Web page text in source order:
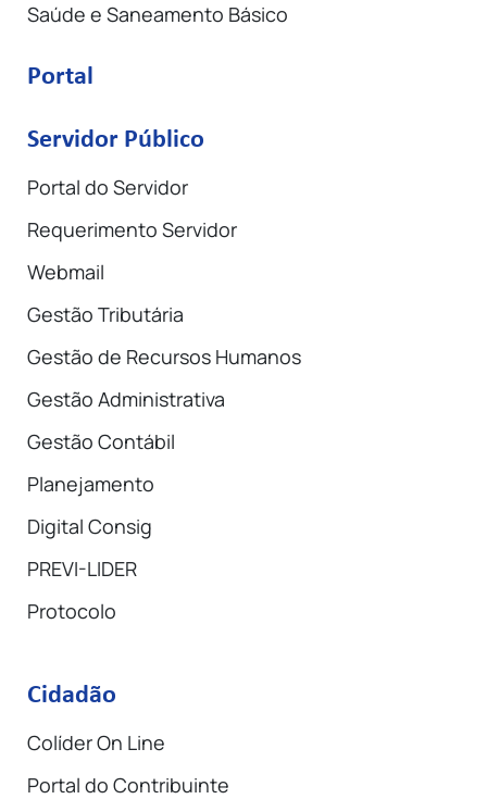
Saúde e Saneamento Básico
Portal
Servidor Público
Portal do Servidor
Requerimento Servidor
Webmail
Gestão Tributária
Gestão de Recursos Humanos
Gestão Administrativa
Gestão Contábil
Planejamento
Digital Consig
PREVI-LIDER
Protocolo
Cidadão
Colíder On Line
Portal do Contribuinte